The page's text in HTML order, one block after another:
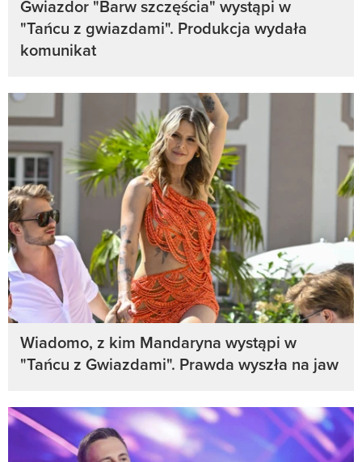
Gwiazdor "Barw szczęścia" wystąpi w
"Tańcu z gwiazdami". Produkcja wydała
komunikat
Wiadomo, z kim Mandaryna wystąpi w
"Tańcu z Gwiazdami". Prawda wyszła na jaw